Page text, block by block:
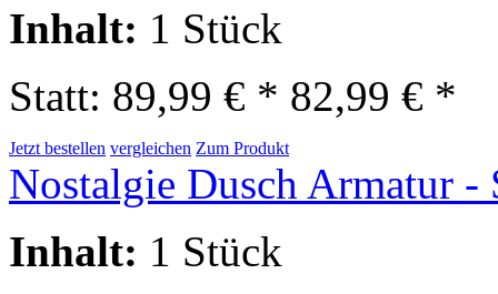
Inhalt: 1 Stück
Statt: 89,99 € * 82,99 € *
Jetzt bestellen vergleichen Zum Produkt
Nostalgie Dusch Armatur -
Inhalt: 1 Stück